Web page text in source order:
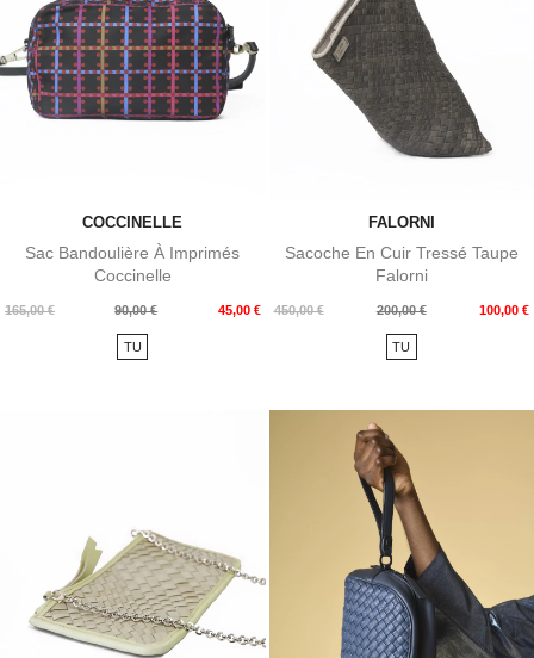
COCCINELLE
Sac Bandoulière À Imprimés
Coccinelle
165,00 €
Prix
90,00 € 45,00 €
Prix
TU
FALORNI
Sacoche En Cuir Tressé Taupe
Falorni
450,00 €
Prix
200,00 € 100,00 €
Prix
TU